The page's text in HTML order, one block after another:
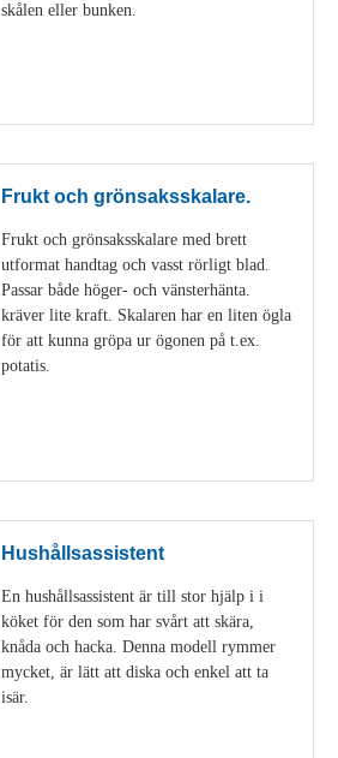
skålen eller bunken.
Frukt och grönsaksskalare.
Frukt och grönsaksskalare med brett
utformat handtag och vasst rörligt blad.
Passar både höger- och vänsterhänta.
kräver lite kraft. Skalaren har en liten ögla
för att kunna gröpa ur ögonen på t.ex.
potatis.
Hushållsassistent
En hushållsassistent är till stor hjälp i i
köket för den som har svårt att skära,
knåda och hacka. Denna modell rymmer
mycket, är lätt att diska och enkel att ta
isär.